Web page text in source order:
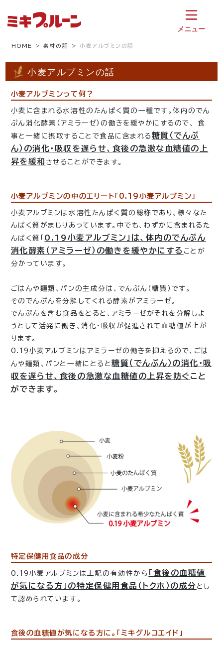
メニュー
HOME 素材の話 小麦アルブミンの話
小麦アルブミンの話
小麦アルブミンって何？
小麦に含まれる水溶性のたんぱく質の一種です。体内のでん
ぷん消化酵素（アミラーゼ）の働きを緩やかにするので、 食
事と一緒に摂取することで食品に含まれる 糖質（でんぷ
ん）の消化・吸収を遅らせ、食後の急激な血糖値の上
昇を緩和 させることができます。
小麦アルブミンの中のエリート「0.19小麦アルブミン」
小麦アルブミンは水溶性たんぱく質の総称であり、様々なた
んぱく質がまじりあっています。中でも、わずかに含まれるた
んぱく質「 0.19小麦アルブミン」は、体内のでんぷん
消化酵素（アミラーゼ）の働きを緩やかにする ことが
分かっています。
ごはんや麺類、パンの主成分は、でんぷん（糖質）です。
そのでんぷんを分解してくれる酵素がアミラーゼ。
でんぷんを含む食品をとると、アミラーゼがそれを分解しよ
うとして活発に働き、消化・吸収が促進されて血糖値が上が
ります。
0.19小麦アルブミンはアミラーゼの働きを抑えるので、ごは
んや麺類、パンと一緒にとると糖質（でんぷん）の消化・吸
収を遅らせ、食後の急激な血糖値の上昇を防ぐ こと
ができます 。
特定保健用食品の成分
0.19小麦アルブミンは上記の有効性から
「食後の血糖値
が気になる方」の特定保健用食品（トクホ）の成分 とし
て認められています。
食後の血糖値が気になる方に。「ミキグルコエイド」